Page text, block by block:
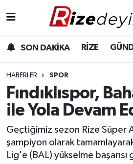
SON DAKİKA RİZE
HABERLER SPOR
Fındıklıspor,
ile Yola Devam
Geçtiğimiz sezon Rize Süper
şampiyon olarak
Lig'e (BAL) yükselme
Gündem
Yurttan Haberler
Ekonomi
Teknoloji
Sağlık
Rize Hava Durumu
Rize Trafik Yoğunluk Haritası
Süper Lig Puan Durumu ve
Tüm Manşetler
Son Dakika Haberleri